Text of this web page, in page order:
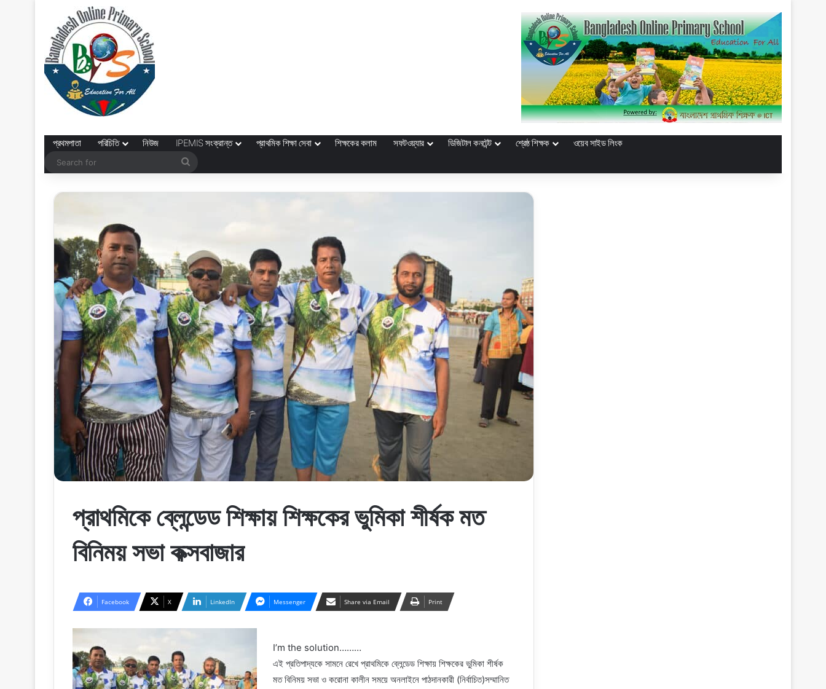
প্রথমপাতা পরিচিতি নিউজ IPEMIS সংক্রান্ত প্রাথমিক শিক্ষা সেবা শিক্ষকের কলাম সফটওয়্যার ডিজিটাল কনটেন্ট শ্রেষ্ঠ শিক্ষক
ওয়েব সাইড লিংক
প্রাথমিকে ব্লেন্ডেড শিক্ষায় শিক্ষকের ভুমিকা শীর্ষক মত
বিনিময় সভা কক্সবাজার
Facebook X LinkedIn Messenger Share via Email Print
I’m the solution………
এই প্রতিপাদ্যকে সামনে রেখে প্রাথমিকে ব্লেন্ডেড শিক্ষায় শিক্ষকের ভুমিকা শীর্ষক
মত বিনিময় সভা ও করোনা কালীন সময়ে অনলাইনে পাঠদানকারী (নির্বাচিত)সম্মানিত